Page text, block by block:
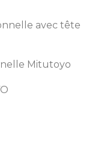
avec tête
Mitutoyo